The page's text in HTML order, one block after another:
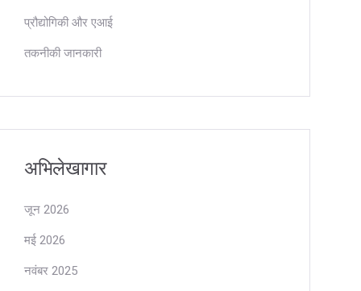
प्रौद्योगिकी और एआई
तकनीकी जानकारी
अभिलेखागार
जून 2026
मई 2026
नवंबर 2025